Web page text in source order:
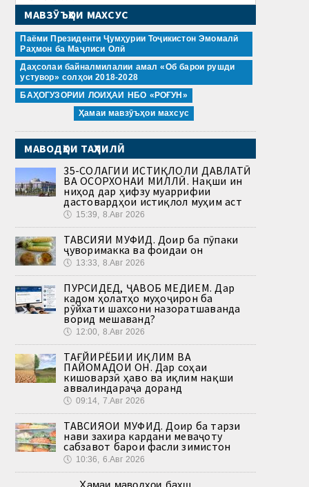
МАВЗӮЪҲОИ МАХСУС
Паёми Президенти Ҷумҳурии Тоҷикистон Эмомалӣ
Раҳмон ба Маҷлиси Олӣ
Даҳсолаи байналмилалии амал «Об барои рушди
устувор» солҳои 2018-2028
БАҲОГУЗОРИИ ЛОИҲАИ НБО «РОҒУН»
Ҳамаи мавзӯъҳои махсус
МАВОДҲОИ ТАҲЛИЛӢ
35-СОЛАГИИ ИСТИҚЛОЛИ ДАВЛАТӢ
ВА ОСОРХОНАИ МИЛЛӢ. Нақши ин
ниҳод дар ҳифзу муаррифии
дастовардҳои истиқлол муҳим аст
🕔 15:39, 8.Авг 2026
ТАВСИЯИ МУФИД. Доир ба пӯпаки
ҷуворимакка ва фоидаи он
🕔 13:33, 8.Авг 2026
ПУРСИДЕД, ҶАВОБ МЕДИҲЕМ. Дар
кадом ҳолатҳо муҳоҷирон ба
рӯйхати шахсони назоратшаванда
ворид мешаванд?
🕔 12:00, 8.Авг 2026
ТАҒЙИРЁБИИ ИҚЛИМ ВА
ПАЙОМАДҲОИ ОН. Дар соҳаи
кишоварзӣ ҳаво ва иқлим нақши
аввалиндараҷа доранд
🕔 09:14, 7.Авг 2026
ТАВСИЯҲОИ МУФИД. Доир ба тарзи
нави захира кардани меваҷоту
сабзавот барои фасли зимистон
🕔 10:36, 6.Авг 2026